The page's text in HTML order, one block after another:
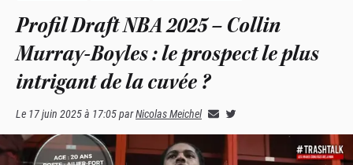
Profil Draft NBA 2025 – Collin
Murray-Boyles : le prospect le plus
intrigant de la cuvée ?
Le 17 juin 2025 à 17:05parNicolas Meichel